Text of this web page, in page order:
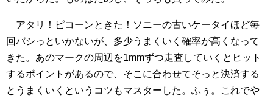
アタリ！ピコーンときた！ソニーの古いケータイほど毎
回バシっといかないが、多少うまくいく確率が高くなって
きた。あのマークの周辺を1mmずつ走査していくとヒット
するポイントがあるので、そこに合わせてそっと決済する
とうまくいくというコツもマスターした。ふぅ。これでや